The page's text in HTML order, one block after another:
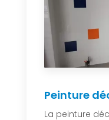
Peinture
La peinture